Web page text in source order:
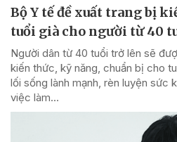
Bộ Y tế đề xuất trang bị
tuổi già cho người từ 40
Người dân từ 40 tuổi trở lên sẽ
kiến thức, kỹ năng, chuẩn bị cho
lối sống lành mạnh, rèn luyện sức
việc làm...